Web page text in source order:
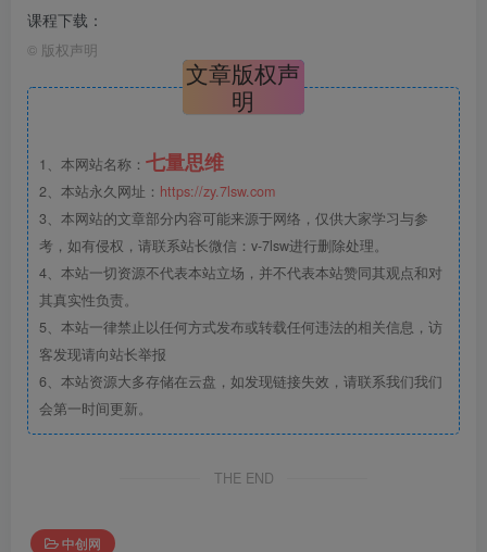
课程下载：
© 版权声明
文章版权声
明
1、本网站名称： 七量思维
2、本站永久网址： https://zy.7lsw.com
3、本网站的文章部分内容可能来源于网络，仅供大家学习与参
考，如有侵权，请联系站长微信：v-7lsw进行删除处理。
4、本站一切资源不代表本站立场，并不代表本站赞同其观点和对
其真实性负责。
5、本站一律禁止以任何方式发布或转载任何违法的相关信息，访
客发现请向站长举报
6、本站资源大多存储在云盘，如发现链接失效，请联系我们我们
会第一时间更新。
THE END
中创网